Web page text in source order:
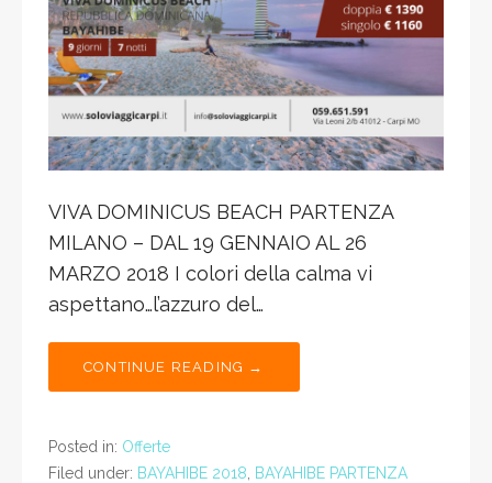
VIVA DOMINICUS BEACH PARTENZA
MILANO – DAL 19 GENNAIO AL 26
MARZO 2018 I colori della calma vi
aspettano…l’azzuro del…
CONTINUE READING →
Posted in: Offerte
Filed under: BAYAHIBE 2018
BAYAHIBE PARTENZA